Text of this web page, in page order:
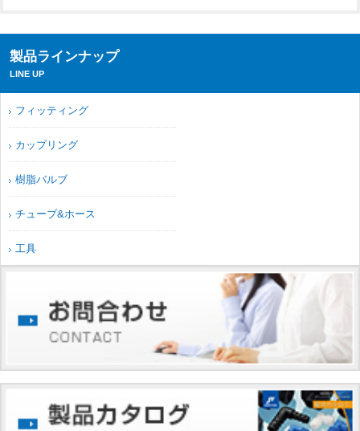
製品ラインナップ
LINE UP
フィッティング
カップリング
樹脂バルブ
チューブ&ホース
工具